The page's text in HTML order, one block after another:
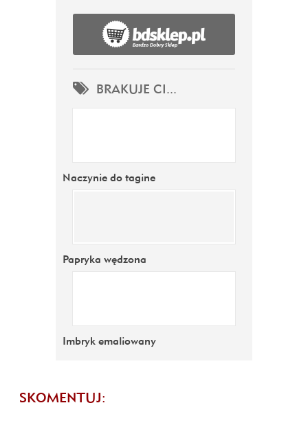
BRAKUJE CI...
Naczynie do tagine
Papryka wędzona
Imbryk emaliowany
SKOMENTUJ: